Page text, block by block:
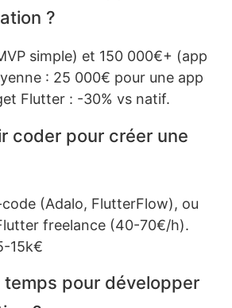
?
simple) et 150 000€+ (app
: 25 000€ pour une app
Flutter : -30% vs natif.
coder pour créer une
(Adalo, FlutterFlow), ou
freelance (40-70€/h).
15k€
temps pour développer